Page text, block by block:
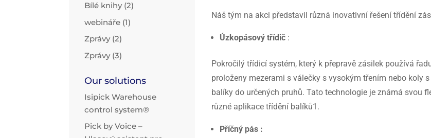
Bílé knihy(2)
webináře (1)
Zprávy(2)
Zprávy(3)
Our solutions
Isipick Warehouse
control system®
Pick by Voice –
Náš tým na akci představil různá inovativní řešení třídění
Úzkopásový třídič :
Pokročilý třídicí systém, který k přepravě zásilek používá
proloženy mezerami s válečky s vysokým třením nebo koly
balíky do určených pruhů. Tato technologie je známá svou
různé aplikace třídění balíků1.
Příčný pás :